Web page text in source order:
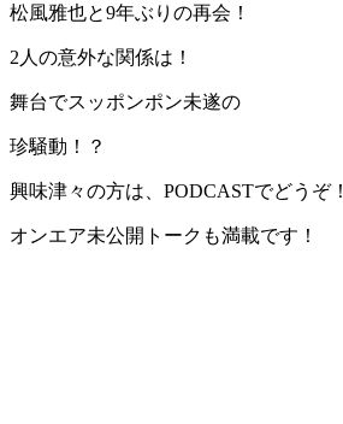
松風雅也と9年ぶりの再会！
2人の意外な関係は！
舞台でスッポンポン未遂の
珍騒動！？
興味津々の方は、PODCASTでどうぞ！
オンエア未公開トークも満載です！